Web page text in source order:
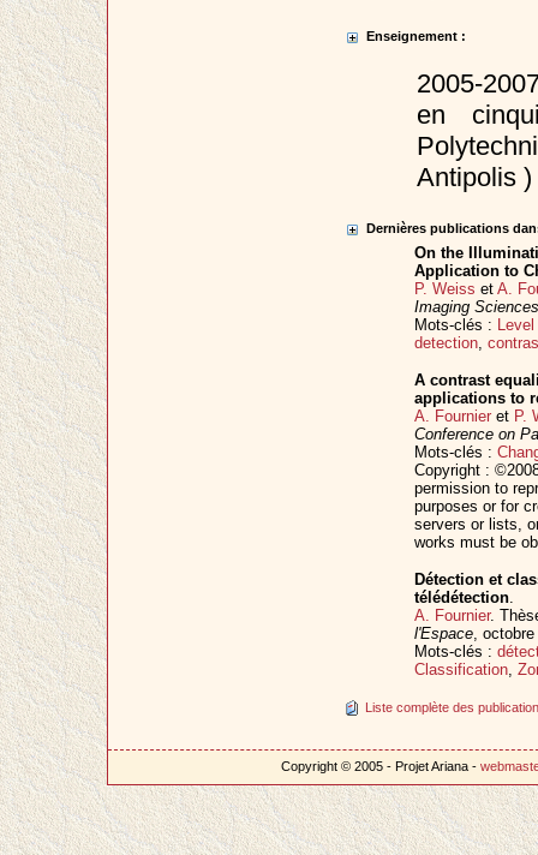
Enseignement :
2005-
en
Antipolis )
Dernières publications
On the
Application to
P. Weiss etA.
Imaging
Mots-clés :
detection,
A contrast
applications to
A. Fournier et P.
Conference on
Mots-clés :
Copyright :
permission to
purposes or for
servers or lists,
works must be
Détection et
télédétection.
A. Fournier.
l'Espace,
Mots-clés :
Classification,
Liste complète des
Copyright © 2005 - Projet Ariana -